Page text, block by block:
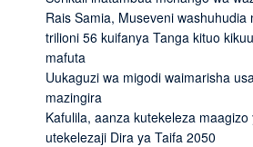
Rais Samia, Museveni washuhudia
trilioni 56 kuifanya Tanga kituo
mafuta
Uukaguzi wa migodi waimarisha
mazingira
Kafulila, aanza kutekeleza
utekelezaji Dira ya Taifa 2050